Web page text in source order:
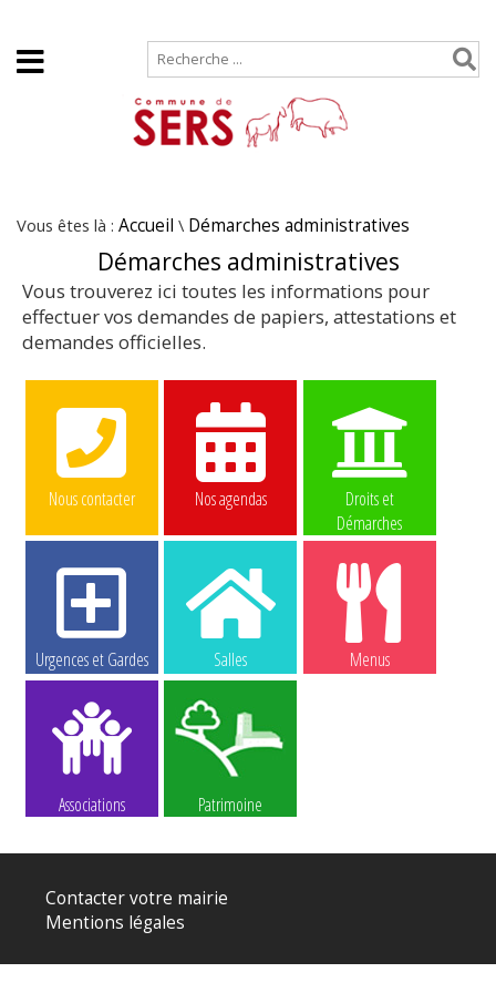
Vous êtes là : Accueil \ Démarches administratives
Démarches administratives
Vous trouverez ici toutes les informations pour
effectuer vos demandes de papiers, attestations et
demandes officielles.
Nous contacter Nos agendas
Droits et
Démarches
Urgences et Gardes Salles Menus
Associations Patrimoine
Contacter votre mairie
Mentions légales